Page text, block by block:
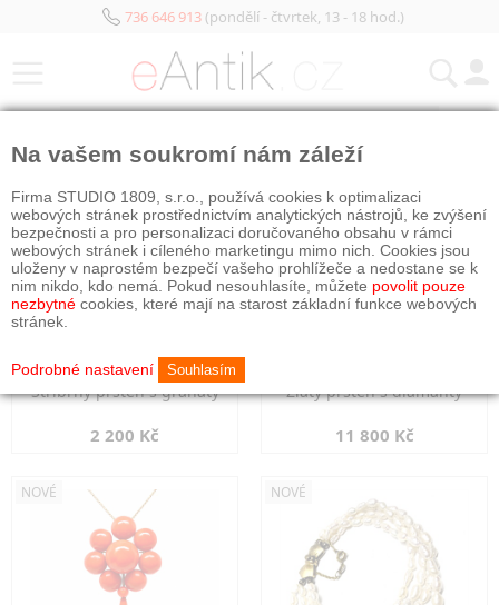
736 646 913(pondělí - čtvrtek, 13 - 18 hod.)
Stříbrný prsten s granáty
2 200 Kč
Zlatý prsten s diamanty
11 800 Kč
NOVÉ NOVÉ
Na vašem soukromí nám záleží
Firma STUDIO 1809, s.r.o., používá cookies k optimalizaci
webových stránek prostřednictvím analytických nástrojů, ke zvýšení
bezpečnosti a pro personalizaci doručovaného obsahu v rámci
webových stránek i cíleného marketingu mimo nich. Cookies jsou
uloženy v naprostém bezpečí vašeho prohlížeče a nedostane se k
nim nikdo, kdo nemá. Pokud nesouhlasíte, můžete povolit pouze
nezbytné cookies, které mají na starost základní funkce webových
stránek.
Podrobné nastavení Souhlasím